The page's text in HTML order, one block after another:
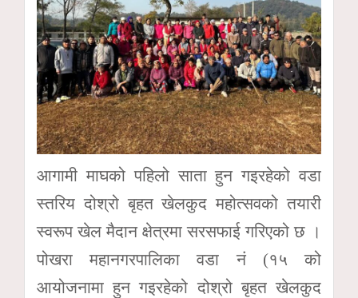
आगामी माघको पहिलो साता हुन गइरहेको वडा
स्तरिय दोश्रो बृहत खेलकुद महोत्सवको तयारी
स्वरूप खेल मैदान क्षेत्रमा सरसफाई गरिएको छ ।
पोखरा महानगरपालिका वडा नं (१५ को
आयोजनामा हुन गइरहेको दोश्रो बृहत खेलकुद